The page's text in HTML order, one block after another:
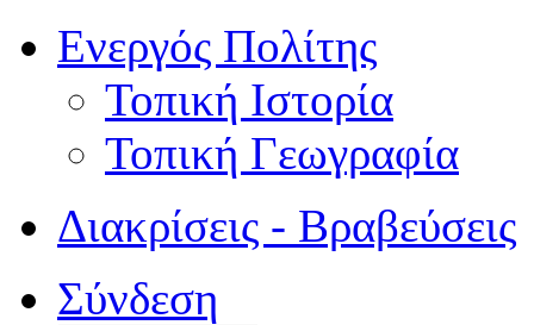
Ενεργός Πολίτης
Τοπική Ιστορία
Τοπική Γεωγραφία
Διακρίσεις - Βραβεύσεις
Σύνδεση